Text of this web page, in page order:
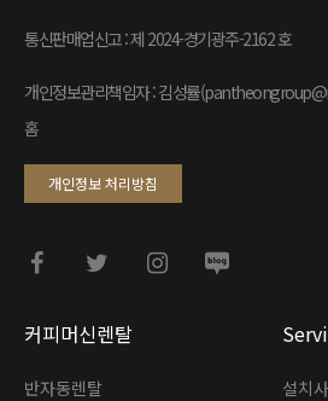
커피머신렌탈
반자동렌탈
설치
통신판매업신고 : 제 2024-경기광주-2162 호
개인정보관리책임자 : 김성률
홈
개인정보 처리방침